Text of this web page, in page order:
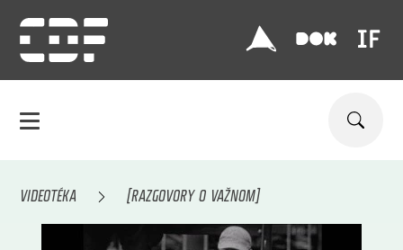
VIDEOTÉKA [RAZGOVORY O VAŽNOM]